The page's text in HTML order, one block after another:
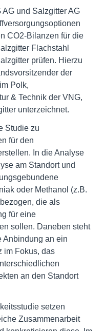
AG und Salzgitter AG
CO2-Bilanzen für die
Flachstahl
prüfen. Hierzu
der
Polk,
& Technik der VNG,
unterzeichnet.
Studie zu
für den
In die Analyse
am Standort und
oder Methanol (z.B.
die als
für eine
sollen. Daneben steht
Anbindung an ein
im Fokus, das
an den Standort
setzen
Zusammenarbeit